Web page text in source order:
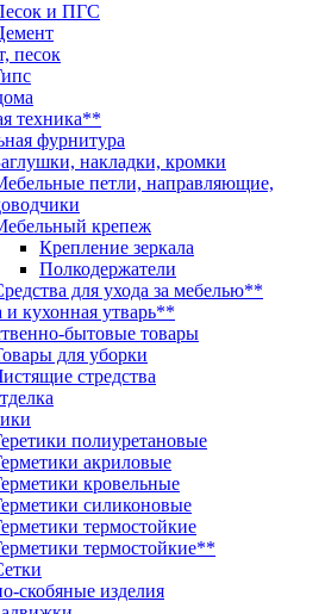
и ПГС
песок
техника**
фурнитура
накладки, кромки
петли, направляющие,
крепеж
Крепление зеркала
Полкодержатели
для ухода за мебелью**
и кухонная утварь**
бытовые товары
для уборки
стредства
полиуретановые
акриловые
кровельные
силиконовые
термостойкие
термостойкие**
скобяные изделия